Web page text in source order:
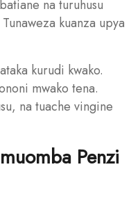
na turuhusu
kuanza upya
kurudi kwako.
mwako tena.
na tuache vingine
Penzi